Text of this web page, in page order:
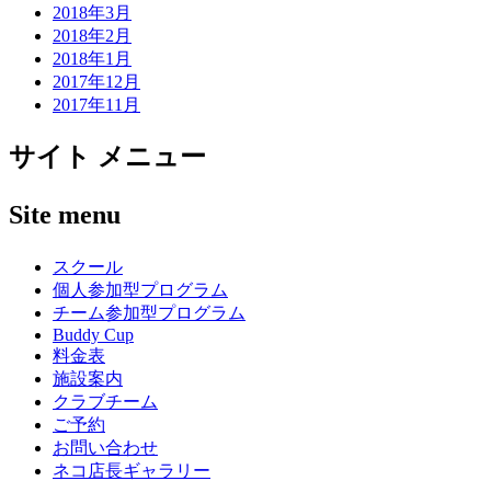
2018年3月
2018年2月
2018年1月
2017年12月
2017年11月
サイト メニュー
Site menu
スクール
個人参加型プログラム
チーム参加型プログラム
Buddy Cup
料金表
施設案内
クラブチーム
ご予約
お問い合わせ
ネコ店長ギャラリー